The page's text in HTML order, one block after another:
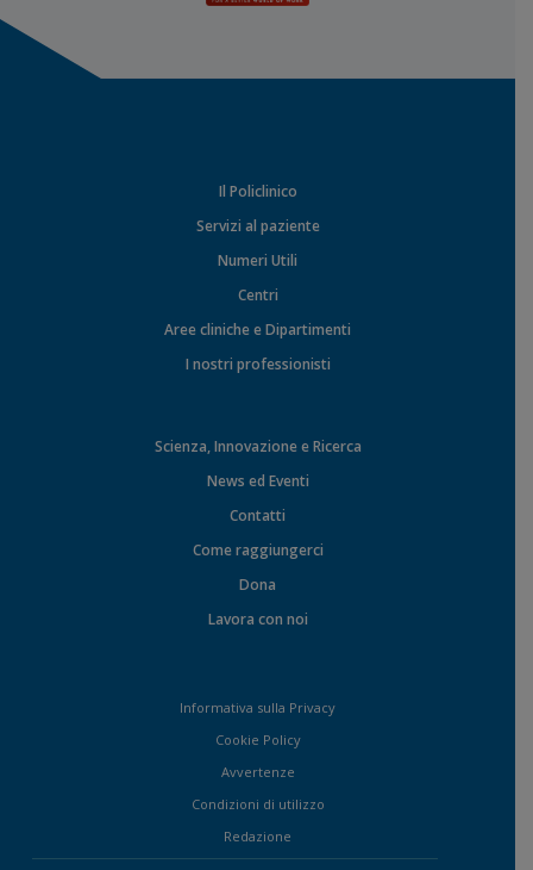
Il Policlinico
Servizi al paziente
Numeri Utili
Centri
Aree cliniche e Dipartimenti
I nostri professionisti
Scienza, Innovazione e Ricerca
News ed Eventi
Contatti
Come raggiungerci
Dona
Lavora con noi
Informativa sulla Privacy
Cookie Policy
Avvertenze
Condizioni di utilizzo
Redazione